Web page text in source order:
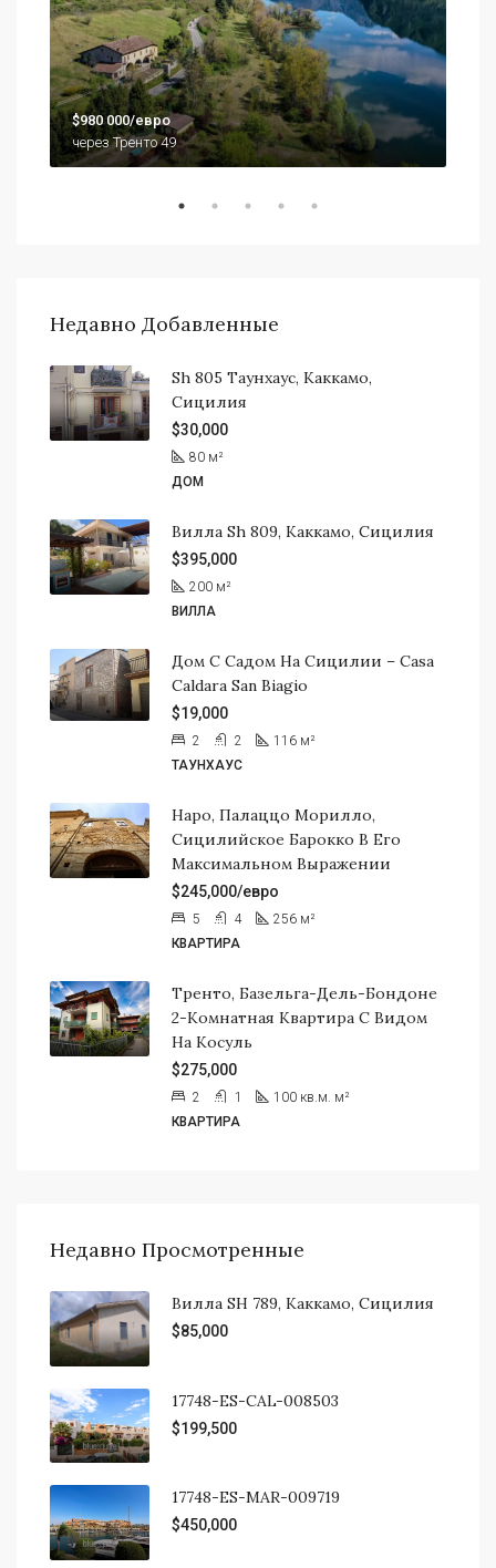
$980 000/евро
через Тренто 49
Недавно Добавленные
Sh 805 Таунхаус, Каккамо,
Сицилия
$30,000
80 м²
ДОМ
Вилла Sh 809, Каккамо, Сицилия
$395,000
200 м²
ВИЛЛА
Дом С Садом На Сицилии – Casa
Caldara San Biagio
$19,000
2 2 116 м²
ТАУНХАУС
Наро, Палаццо Морилло,
Сицилийское Барокко В Его
Максимальном Выражении
$245,000/евро
5 4 256 м²
КВАРТИРА
Тренто, Базельга-Дель-Бондоне
2-Комнатная Квартира С Видом
На Косуль
$275,000
2 1 100 кв.м. м²
КВАРТИРА
Недавно Просмотренные
Вилла SH 789, Каккамо, Сицилия
$85,000
17748-ES-CAL-008503
$199,500
17748-ES-MAR-009719
$450,000